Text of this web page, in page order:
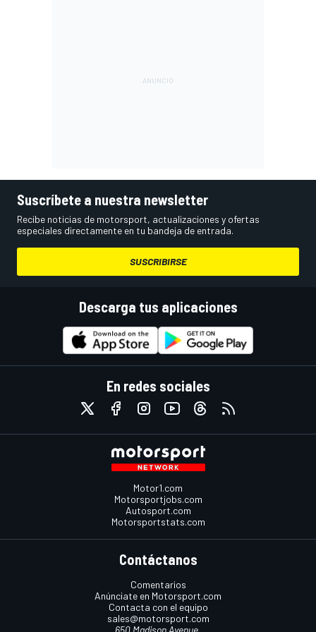
Suscríbete a nuestra newsletter
Recibe noticias de motorsport, actualizaciones y ofertas
especiales directamente en tu bandeja de entrada.
SUSCRIBIRSE
Descarga tus aplicaciones
En redes sociales
Motor1.com
Motorsportjobs.com
Autosport.com
Motorsportstats.com
Contáctanos
Comentarios
Anúnciate en Motorsport.com
Contacta con el equipo
sales@motorsport.com
650 Madison Avenue,